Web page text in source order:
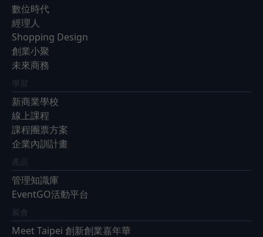
數位時代
經理人
Shopping Design
創業小聚
未來商務
學習
新商業學校
線上課程
課程團票方案
企業內訓計畫
產品
管理知識庫
EventGO活動平台
展會
Meet Taipei 創新創業嘉年華